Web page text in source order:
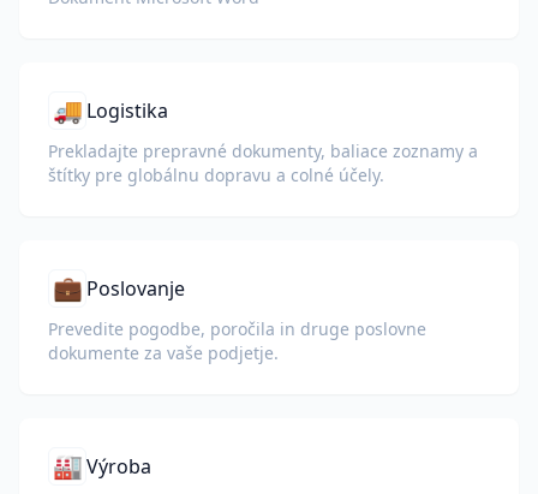
🚚 Logistika
Prekladajte prepravné dokumenty, baliace zoznamy a
štítky pre globálnu dopravu a colné účely.
💼 Poslovanje
Prevedite pogodbe, poročila in druge poslovne
dokumente za vaše podjetje.
🏭Výroba